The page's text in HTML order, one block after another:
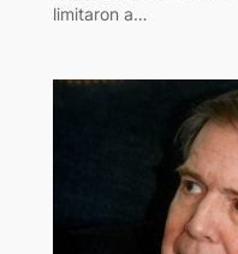
limitaron a…